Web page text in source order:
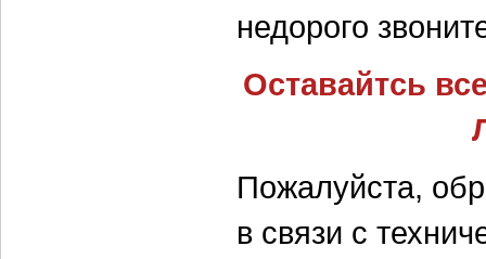
недорого
Оставайтсь
Пожалуйста,
в связи с